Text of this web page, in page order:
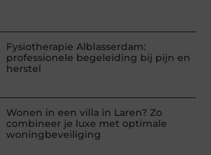
Fysiotherapie Alblasserdam:
professionele begeleiding bij pijn en
herstel
Wonen in een villa in Laren? Zo
combineer je luxe met optimale
woningbeveiliging